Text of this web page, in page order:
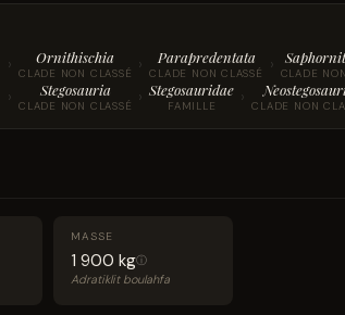
› Ornithischia
CLADE NON CLASSÉ › Parapredentata
CLADE NON CLASSÉ › CLADE
› Stegosauria
CLADE NON CLASSÉ › Stegosauridae
FAMILLE › CLADE NON
MASSE
1 900 kgⓘ
Adratiklit boulahfa